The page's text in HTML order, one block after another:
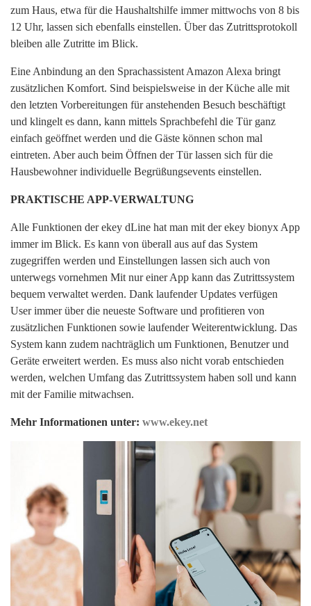
zum Haus, etwa für die Haushaltshilfe immer mittwochs von 8 bis
12 Uhr, lassen sich ebenfalls einstellen. Über das Zutrittsprotokoll
bleiben alle Zutritte im Blick.
Eine Anbindung an den Sprachassistent Amazon Alexa bringt
zusätzlichen Komfort. Sind beispielsweise in der Küche alle mit
den letzten Vorbereitungen für anstehenden Besuch beschäftigt
und klingelt es dann, kann mittels Sprachbefehl die Tür ganz
einfach geöffnet werden und die Gäste können schon mal
eintreten. Aber auch beim Öffnen der Tür lassen sich für die
Hausbewohner individuelle Begrüßungsevents einstellen.
PRAKTISCHE APP-VERWALTUNG
Alle Funktionen der ekey dLine hat man mit der ekey bionyx App
immer im Blick. Es kann von überall aus auf das System
zugegriffen werden und Einstellungen lassen sich auch von
unterwegs vornehmen Mit nur einer App kann das Zutrittssystem
bequem verwaltet werden. Dank laufender Updates verfügen
User immer über die neueste Software und profitieren von
zusätzlichen Funktionen sowie laufender Weiterentwicklung. Das
System kann zudem nachträglich um Funktionen, Benutzer und
Geräte erweitert werden. Es muss also nicht vorab entschieden
werden, welchen Umfang das Zutrittssystem haben soll und kann
mit der Familie mitwachsen.
Mehr Informationen unter: www.ekey.net